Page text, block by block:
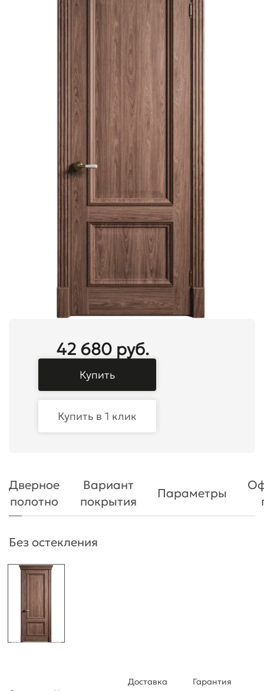
42 680 руб.
Купить
Купить в 1 клик
Дверное
полотно
Вариант
покрытия
Параметры
Без остекления
Доставка
Гарантия